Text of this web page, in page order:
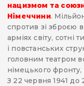
нацизмом та
Німеччини.
спротив зі зброєю
арміях світу, сотні
і повстанських
головним театром
німецького фронту,
З 22 червня 1941 до